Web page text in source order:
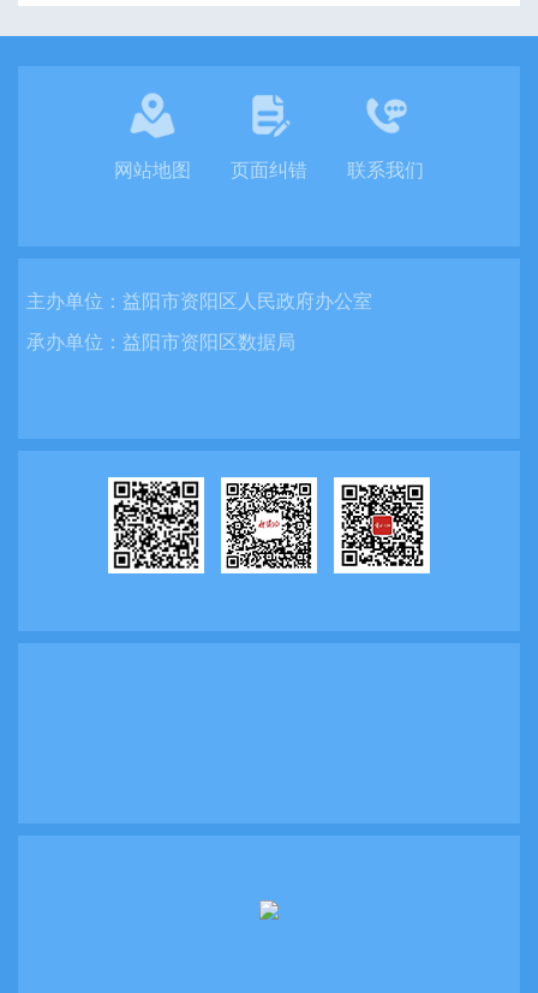
网站地图 页面纠错 联系我们
主办单位： 益阳市资阳区人民政府办公室
承办单位： 益阳市资阳区数据局